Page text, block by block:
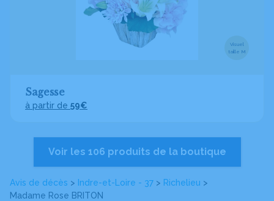
Avis de décès > Indre-et-Loire - 37 > Richelieu >
Madame Rose BRITON
Visuel
taille M
Sagesse
à partir de 59€
Voir les 106 produits de la boutique